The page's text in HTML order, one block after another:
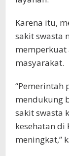
Karena itu,
sakit swasta
memperkuat
masyarakat.
“Pemerintah
mendukung
sakit swasta
kesehatan di
meningkat,”